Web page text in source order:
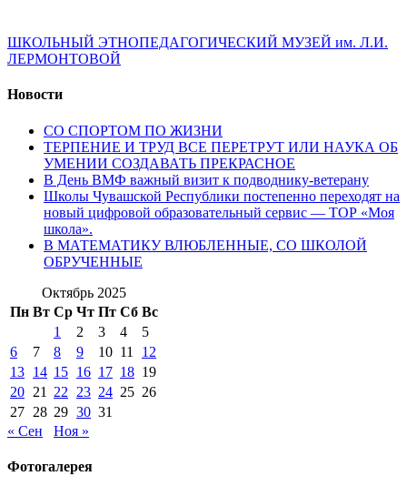
ШКОЛЬНЫЙ ЭТНОПЕДАГОГИЧЕСКИЙ МУЗЕЙ им. Л.И.
ЛЕРМОНТОВОЙ
Новости
СО СПОРТОМ ПО ЖИЗНИ
ТЕРПЕНИЕ И ТРУД ВСЕ ПЕРЕТРУТ ИЛИ НАУКА ОБ
УМЕНИИ СОЗДАВАТЬ ПРЕКРАСНОЕ
В День ВМФ важный визит к подводнику-ветерану
Школы Чувашской Республики постепенно переходят на
новый цифровой образовательный сервис — ТОР «Моя
школа».
В МАТЕМАТИКУ ВЛЮБЛЕННЫЕ, СО ШКОЛОЙ
ОБРУЧЕННЫЕ
Октябрь 2025
Пн Вт Ср Чт Пт Сб Вс
1
2 3 4
5
6
7 8 9 10 11
12
13 14 15 16 17 18 19
20 21 22 23 24 25 26
27 28 29 30 31
« Сен
Ноя »
Фотогалерея